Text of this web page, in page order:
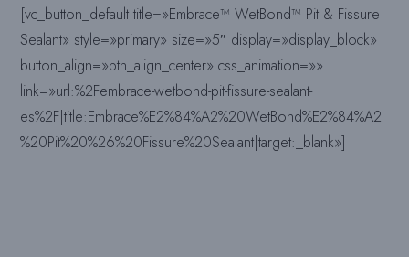
[vc_button_default title=»Embrace™ WetBond™ Pit & Fissure
Sealant» style=»primary» size=»5″ display=»display_block»
button_align=»btn_align_center» css_animation=»»
link=»url:%2Fembrace-wetbond-pit-fissure-sealant-
es%2F|title:Embrace%E2%84%A2%20WetBond%E2%84%A2
%20Pit%20%26%20Fissure%20Sealant|target:_blank»]